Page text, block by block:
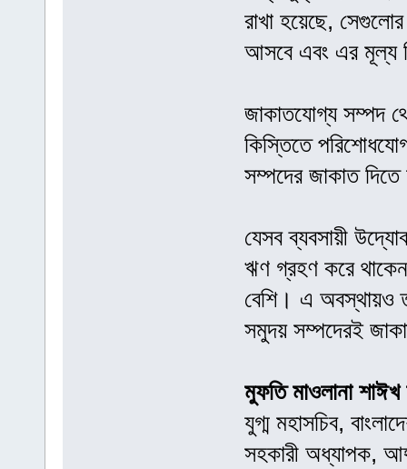
রাখা হয়েছে,
আসবে এবং এর মূল্য
জাকাতযোগ্য সম্পদ
কিস্তিতে
সম্পদের জাকাত
যেসব ব্যবসায়ী
ঋণ গ্রহণ করে
বেশি। এ অবস্থায়ও
সমুদয় সম্পদেরই
মুফতি মাওলানা শাঈখ
যুগ্ম মহাসচিব,
সহকারী অধ্যাপক,